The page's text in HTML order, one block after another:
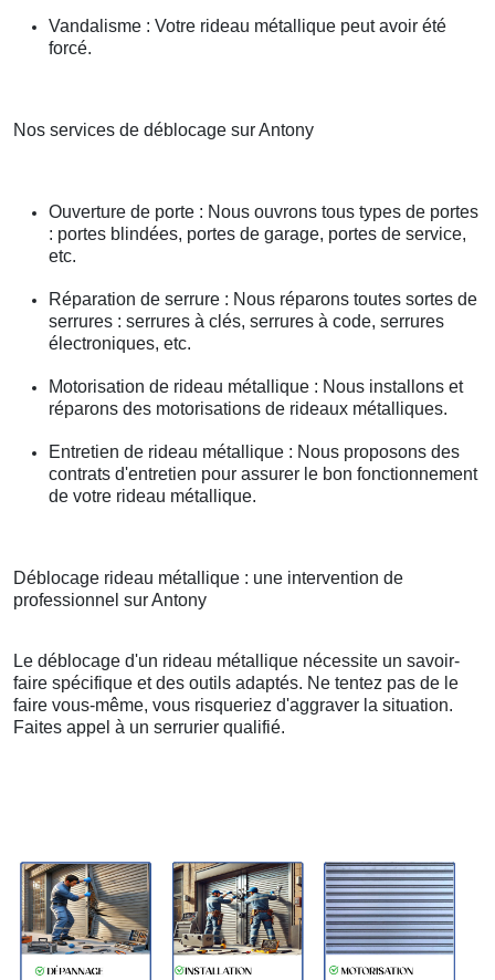
Vandalisme : Votre rideau métallique peut avoir été
forcé.
Nos services de déblocage sur Antony
Ouverture de porte : Nous ouvrons tous types de portes
: portes blindées, portes de garage, portes de service,
etc.
Réparation de serrure : Nous réparons toutes sortes de
serrures : serrures à clés, serrures à code, serrures
électroniques, etc.
Motorisation de rideau métallique : Nous installons et
réparons des motorisations de rideaux métalliques.
Entretien de rideau métallique : Nous proposons des
contrats d'entretien pour assurer le bon fonctionnement
de votre rideau métallique.
Déblocage rideau métallique : une intervention de
professionnel sur Antony
Le déblocage d'un rideau métallique nécessite un savoir-
faire spécifique et des outils adaptés. Ne tentez pas de le
faire vous-même, vous risqueriez d'aggraver la situation.
Faites appel à un serrurier qualifié.